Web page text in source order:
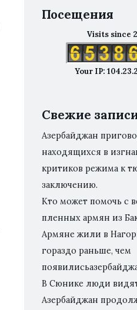
Посещения
Visits since
Your IP:
Свежие
Азербайджан
находящихся в
критиков режима к
заключению.
Кто может помочь с
пленных армян из
Армяне жили в
гораздо раньше, чем
В Сюнике люди
Азербайджан